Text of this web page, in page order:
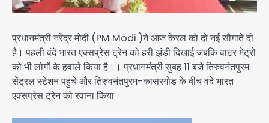
प्रधानमंत्री नरेंद्र मोदी (PM Modi )ने आज केरल को दो नई सौगाते दी
है। पहली वंदे भारत एक्सप्रेस ट्रेन को हरी झंडी दिखाई जबकि वाटर मेट्रो
को भी लोगों के हवाले किया है।। प्रधानमंत्री सुबह 11 बजे तिरुवनंतपुरम
सेंट्रल स्टेशन पहुंचे और तिरुवनंतपुरम-कासरगोड के बीच वंदे भारत
एक्सप्रेस ट्रेन को रवाना किया।